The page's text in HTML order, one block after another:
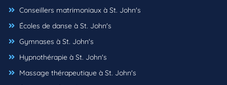
Conseillers matrimoniaux à St. John's
Écoles de danse à St. John's
Gymnases à St. John's
Hypnothérapie à St. John's
Massage thérapeutique à St. John's